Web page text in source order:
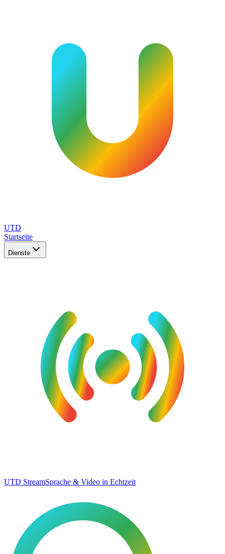
UTD
Startseite
Dienste
UTD StreamSprache & Video in Echtzeit